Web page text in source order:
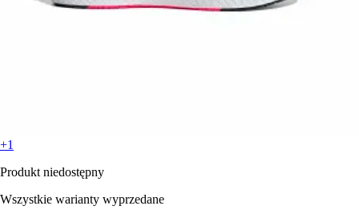
+1
Produkt niedostępny
Wszystkie warianty wyprzedane